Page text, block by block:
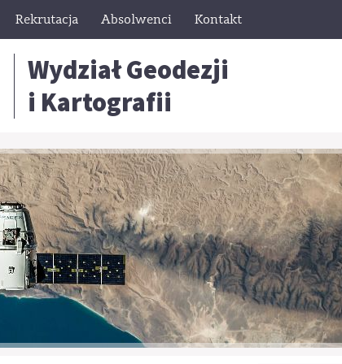
Rekrutacja Absolwenci Kontakt
Wydział Geodezji
i Kartografii